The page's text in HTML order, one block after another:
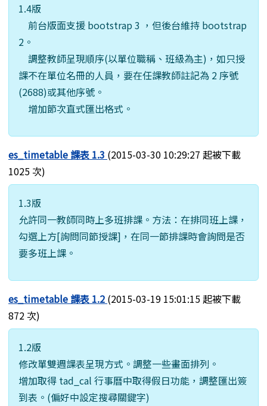
1.4版
前台版面支援 bootstrap 3 ，但後台維持 bootstrap
2。
調整教師呈現順序(以單位職稱、班級為主)，如只授
課不在單位名冊的人員，要在任課教師註記為 2 序號
(2688)或其他序號。
增加節次直式匯出格式。
es_timetable 課表 1.3 (2015-03-30 10:29:27 起被下載
1025 次)
1.3版
允許同一教師同時上多班排課。方法：在排同班上課，
勾選上方[詢問同節授課]，在同一節排課時會詢問是否
要多班上課。
es_timetable 課表 1.2 (2015-03-19 15:01:15 起被下載
872 次)
1.2版
修改單雙週課表呈現方式。調整一些畫面排列。
增加取得 tad_cal 行事曆中取得假日功能，調整匯出簽
到表。(偏好中設定搜尋關鍵字)